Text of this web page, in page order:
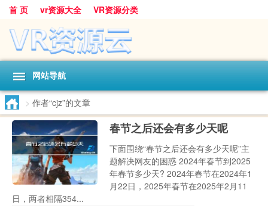
首 页 vr资源大全 VR资源分类
网站导航
> 作者“cjz”的文章
春节之后还会有多少天呢
下面围绕“春节之后还会有多少天呢”主
题解决网友的困惑 2024年春节到2025
年春节多少天? 2024年春节在2024年1
月22日，2025年春节在2025年2月11
日，两者相隔354...